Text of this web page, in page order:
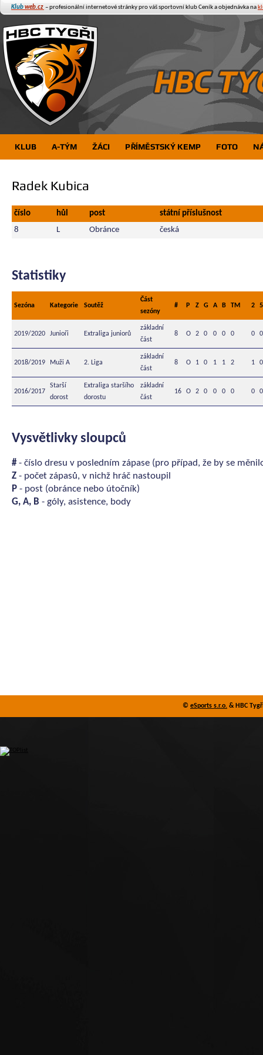
Klubweb.cz – profesionální internetové stránky pro váš sportovní klubCeník a objednávka na
KLUB A-TÝM ŽÁCI PŘÍMĚSTSKÝ KEMP FOTO
Radek Kubica
číslo hůl post
státní příslušnost
8
L Obránce česká
Statistiky
Sezóna Kategorie Soutěž
Část
sezóny
# P Z G A B TM 2 5
2019/2020 Junioři Extraliga juniorů
základní
část
8 O 2 0 0 0 0 0 0
2018/2019 Muži A 2. Liga
základní
část
8 O 1 0 1 1 2 1 0
2016/2017
Starší
dorost
Extraliga staršího
dorostu
základní
část
16 O 2 0 0 0 0 0 0
Vysvětlivky sloupců
#- číslo dresu v posledním zápase (pro případ, že by se
Z - počet zápasů, v nichž hráč nastoupil
P - post (obránce nebo útočník)
G, A, B - góly, asistence, body
© eSports s.r.o. & HBC